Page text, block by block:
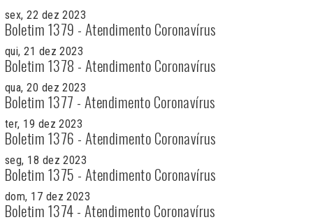
sex, 22 dez 2023
Boletim 1379 - Atendimento Coronavírus
qui, 21 dez 2023
Boletim 1378 - Atendimento Coronavírus
qua, 20 dez 2023
Boletim 1377 - Atendimento Coronavírus
ter, 19 dez 2023
Boletim 1376 - Atendimento Coronavírus
seg, 18 dez 2023
Boletim 1375 - Atendimento Coronavírus
dom, 17 dez 2023
Boletim 1374 - Atendimento Coronavírus